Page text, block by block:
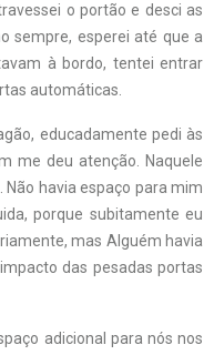
o portão e desci as
sempre, esperei até que a
à bordo, tentei entrar
automáticas.
educadamente pedi às
me deu atenção. Naquele
havia espaço para mim
porque subitamente eu
mas Alguém havia
das pesadas portas
adicional para nós nos